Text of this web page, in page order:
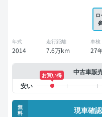
年式
2014
走行距離
7.6万km
車検
27
中古車販
お買い得
無
料
現車確